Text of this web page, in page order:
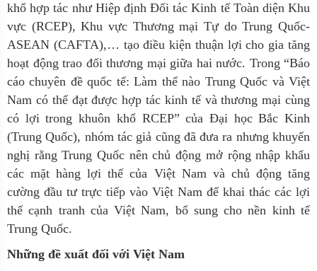
khổ hợp tác như Hiệp định Đối tác Kinh tế Toàn diện Khu
vực (RCEP), Khu vực Thương mại Tự do Trung Quốc-
ASEAN (CAFTA),… tạo điều kiện thuận lợi cho gia tăng
hoạt động trao đổi thương mại giữa hai nước. Trong “Báo
cáo chuyên đề quốc tế: Làm thế nào Trung Quốc và Việt
Nam có thể đạt được hợp tác kinh tế và thương mại cùng
có lợi trong khuôn khổ RCEP” của Đại học Bắc Kinh
(Trung Quốc), nhóm tác giả cũng đã đưa ra nhưng khuyến
nghị rằng Trung Quốc nên chủ động mở rộng nhập khẩu
các mặt hàng lợi thế của Việt Nam và chủ động tăng
cường đầu tư trực tiếp vào Việt Nam để khai thác các lợi
thế cạnh tranh của Việt Nam, bổ sung cho nền kinh tế
Trung Quốc.
Những đề xuất đối với Việt Nam